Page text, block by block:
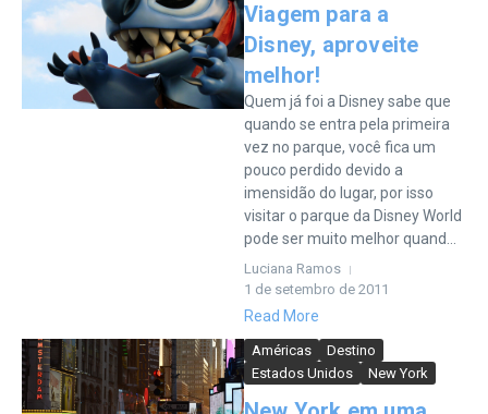
Viagem para a
Disney, aproveite
melhor!
Quem já foi a Disney sabe que
quando se entra pela primeira
vez no parque, você fica um
pouco perdido devido a
imensidão do lugar, por isso
visitar o parque da Disney World
pode ser muito melhor quand...
Luciana Ramos
1 de setembro de 2011
Read More
Américas
Destino
Estados Unidos
New York